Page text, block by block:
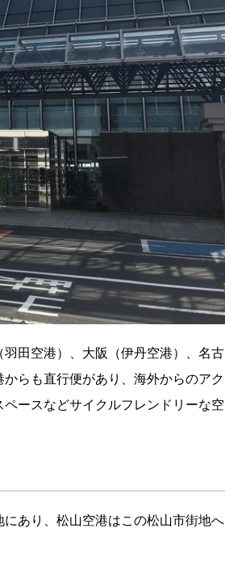
田空港）、大阪（伊丹空港）、名古
らも直行便があり、海外からのアク
ースなどサイクルフレンドリーな空
あり、松山空港はこの松山市街地へ